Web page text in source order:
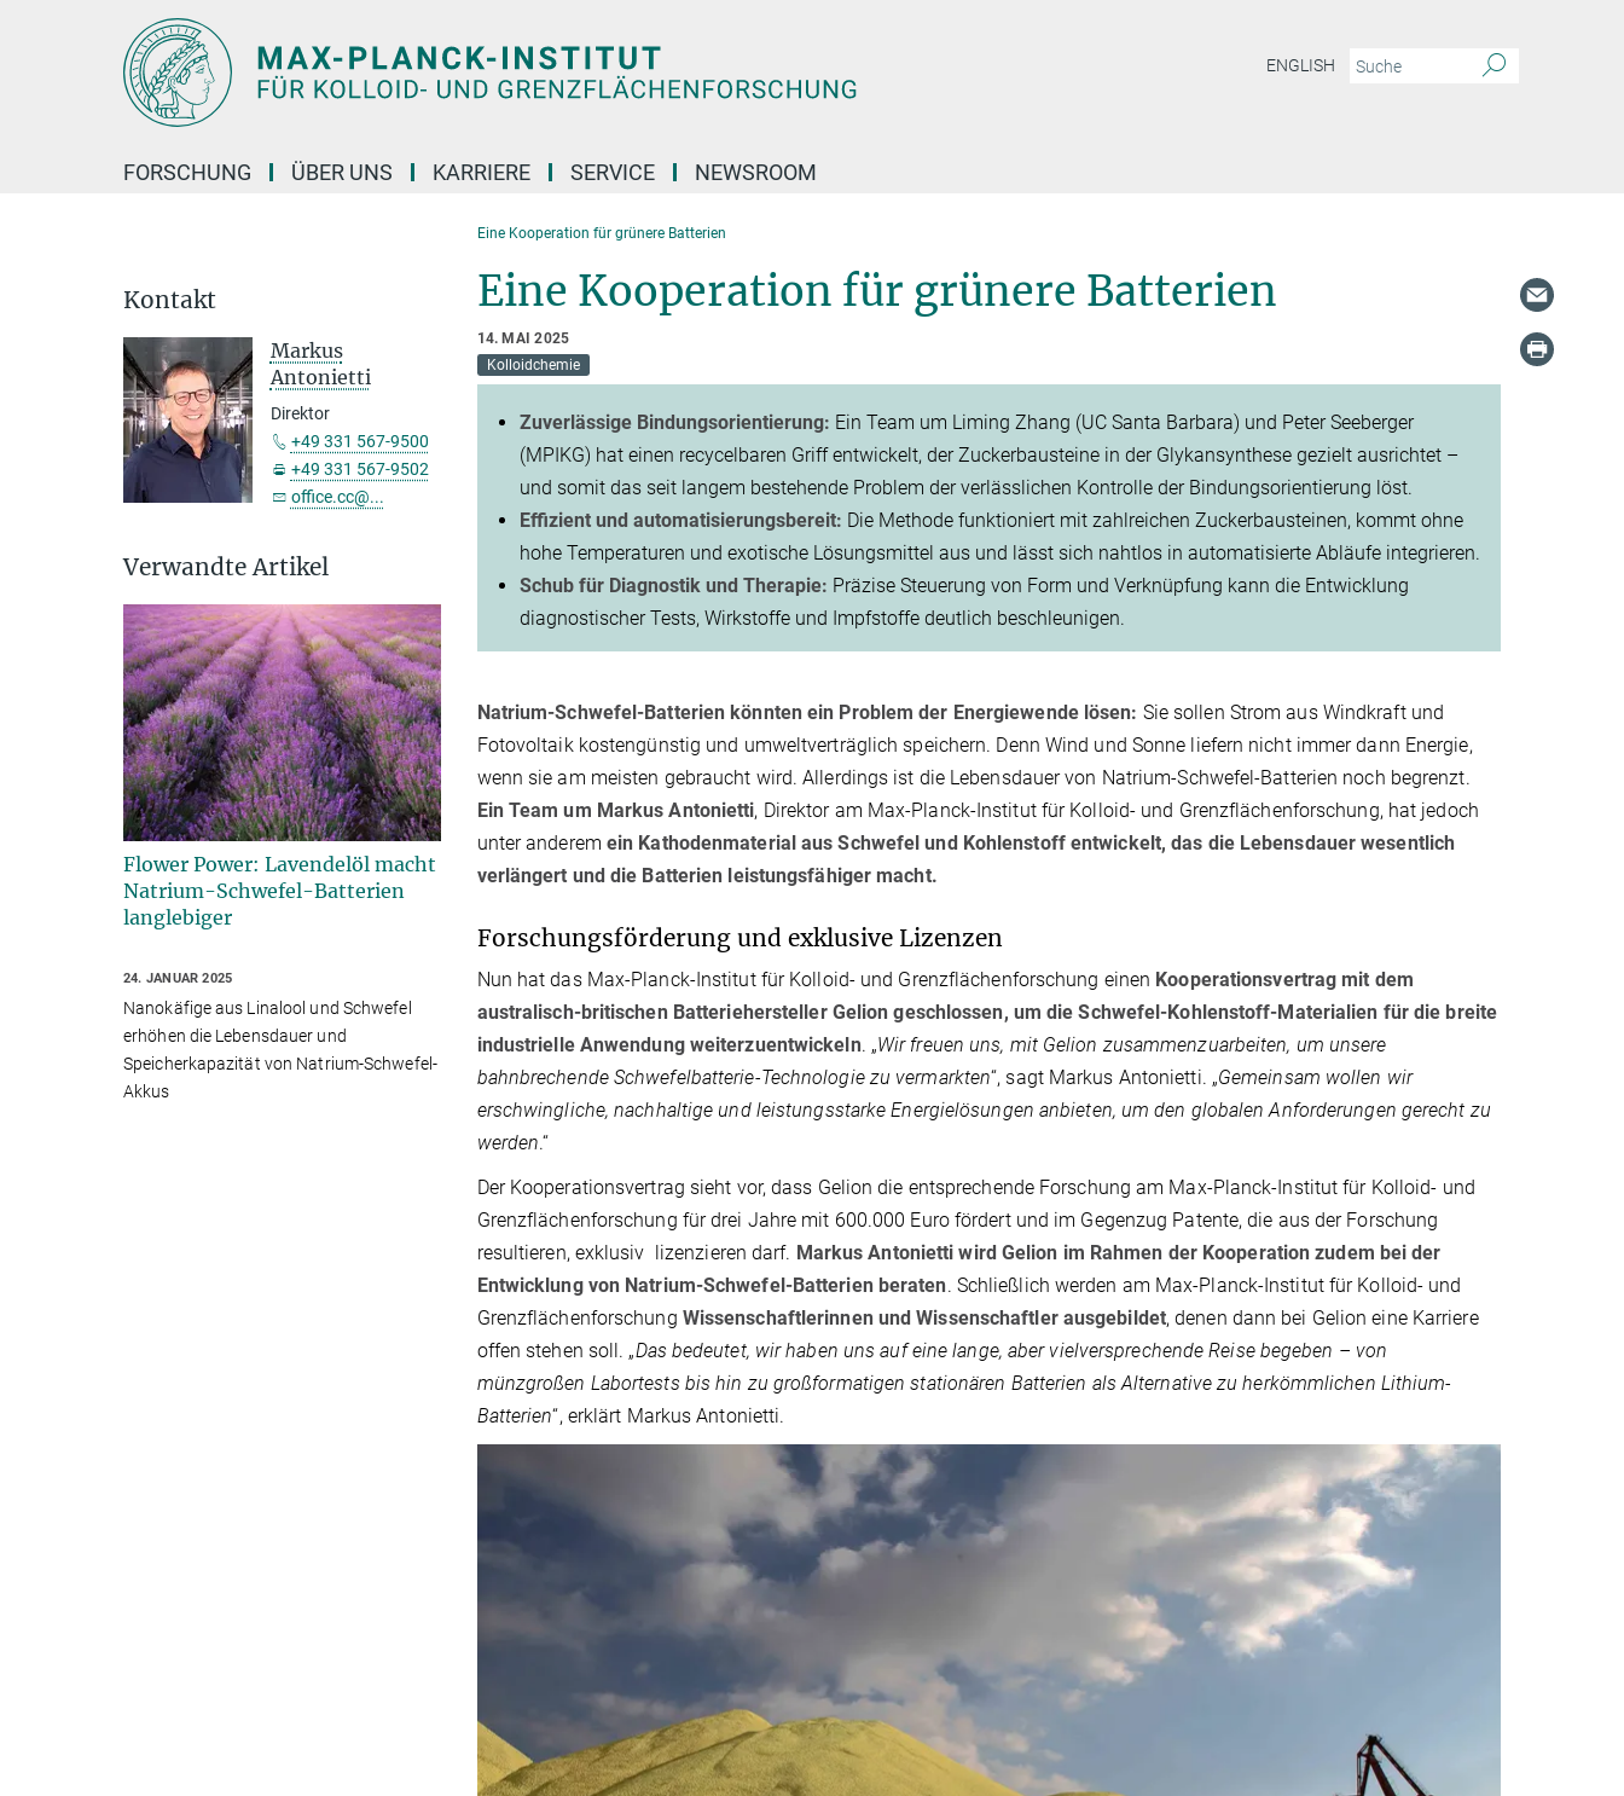
ENGLISH
FORSCHUNG ÜBER UNS KARRIERE SERVICE NEWSROOM
Eine Kooperation für grünere Batterien
Eine Kooperation für grünere Batterien
14. MAI 2025
Kolloidchemie
Zuverlässige Bindungsorientierung: Ein Team um Liming Zhang (UC Santa Barbara) und Peter Seeberger
(MPIKG) hat einen recycelbaren Griff entwickelt, der Zuckerbausteine in der Glykansynthese gezielt ausrichtet –
und somit das seit langem bestehende Problem der verlässlichen Kontrolle der Bindungsorientierung löst.
Effizient und automatisierungsbereit: Die Methode funktioniert mit zahlreichen Zuckerbausteinen, kommt ohne
hohe Temperaturen und exotische Lösungsmittel aus und lässt sich nahtlos in automatisierte Abläufe integrieren.
Schub für Diagnostik und Therapie: Präzise Steuerung von Form und Verknüpfung kann die Entwicklung
diagnostischer Tests, Wirkstoffe und Impfstoffe deutlich beschleunigen.
Natrium-Schwefel-Batterien könnten ein Problem der Energiewende lösen: Sie sollen Strom aus Windkraft und
Fotovoltaik kostengünstig und umweltverträglich speichern. Denn Wind und Sonne liefern nicht immer dann Energie,
wenn sie am meisten gebraucht wird. Allerdings ist die Lebensdauer von Natrium-Schwefel-Batterien noch begrenzt.
Ein Team um Markus Antonietti, Direktor am Max-Planck-Institut für Kolloid- und Grenzflächenforschung, hat jedoch
unter anderem ein Kathodenmaterial aus Schwefel und Kohlenstoff entwickelt, das die Lebensdauer wesentlich
verlängert und die Batterien leistungsfähiger macht.
Forschungsförderung und exklusive Lizenzen
Nun hat das Max-Planck-Institut für Kolloid- und Grenzflächenforschung einen Kooperationsvertrag mit dem
australisch-britischen Batteriehersteller Gelion geschlossen, um die Schwefel-Kohlenstoff-Materialien für die breite
industrielle Anwendung weiterzuentwickeln. „Wir freuen uns, mit Gelion zusammenzuarbeiten, um unsere
bahnbrechende Schwefelbatterie-Technologie zu vermarkten“, sagt Markus Antonietti. „Gemeinsam wollen wir
erschwingliche, nachhaltige und leistungsstarke Energielösungen anbieten, um den globalen Anforderungen gerecht zu
werden.“
Der Kooperationsvertrag sieht vor, dass Gelion die entsprechende Forschung am Max-Planck-Institut für Kolloid- und
Grenzflächenforschung für drei Jahre mit 600.000 Euro fördert und im Gegenzug Patente, die aus der Forschung
resultieren, exklusiv lizenzieren darf. Markus Antonietti wird Gelion im Rahmen der Kooperation zudem bei der
Entwicklung von Natrium-Schwefel-Batterien beraten. Schließlich werden am Max-Planck-Institut für Kolloid- und
Grenzflächenforschung Wissenschaftlerinnen und Wissenschaftler ausgebildet, denen dann bei Gelion eine Karriere
offen stehen soll. „Das bedeutet, wir haben uns auf eine lange, aber vielversprechende Reise begeben – von
münzgroßen Labortests bis hin zu großformatigen stationären Batterien als Alternative zu herkömmlichen Lithium-
Batterien“, erklärt Markus Antonietti.
Kontakt
Markus
Antonietti
Direktor
+49 331 567-9500
+49 331 567-9502
office.cc@...
Verwandte Artikel
Flower Power: Lavendelöl macht
Natrium-Schwefel-Batterien
langlebiger
24. JANUAR 2025
Nanokäfige aus Linalool und Schwefel
erhöhen die Lebensdauer und
Speicherkapazität von Natrium-Schwefel-
Akkus